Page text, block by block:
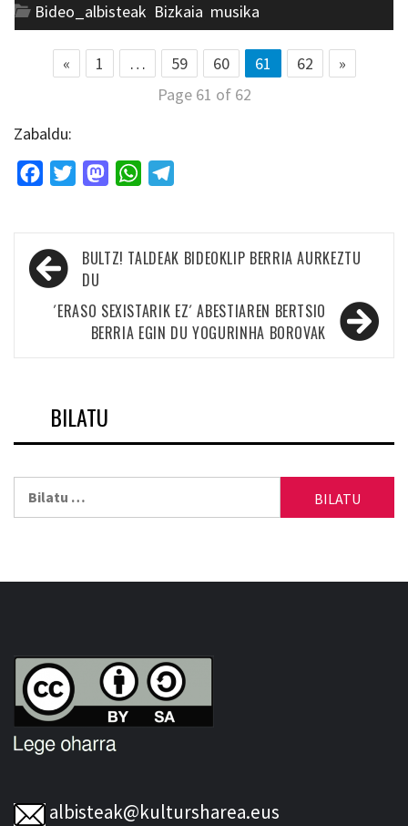
Bideo_albisteak Bizkaia musika
« 1 … 59 60 61 62
»
Page 61 of 62
Zabaldu:
FacebookTwitterMastodonWhatsApp
Bidalketetan
zehar
nabigatu
BULTZ! TALDEAK BIDEOKLIP BERRIA AURKEZTU
DU
´ERASO SEXISTARIK EZ´ ABESTIAREN BERTSIO
BERRIA EGIN DU YOGURINHA BOROVAK
BILATU
albisteak@kultursharea.eus